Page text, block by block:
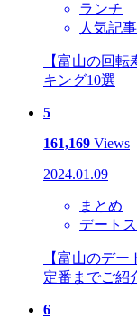
ランチ
人気記事
【富山の回
キング10選
5
161,169 Views
2024.01.09
まとめ
デート
【富山のデ
定番までご紹
6